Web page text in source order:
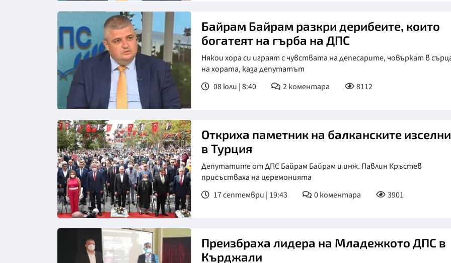
Байрам Байрам разкри дерибеите, които
богатеят на гърба на ДПС
Някои хора си играят с чувствата на депесарите, човъркат в
на хората, каза депутатът
08 юли | 8:40
2коментара 8112
Откриха паметник на балканските
в Турция
Депутатите от ДПС Байрам Байрам и инж. Павлин Кръстев
присъстваха на церемонията
17 септември | 19:43
0коментара 3901
Преизбраха лидера на Младежкото ДПС в
Кърджали